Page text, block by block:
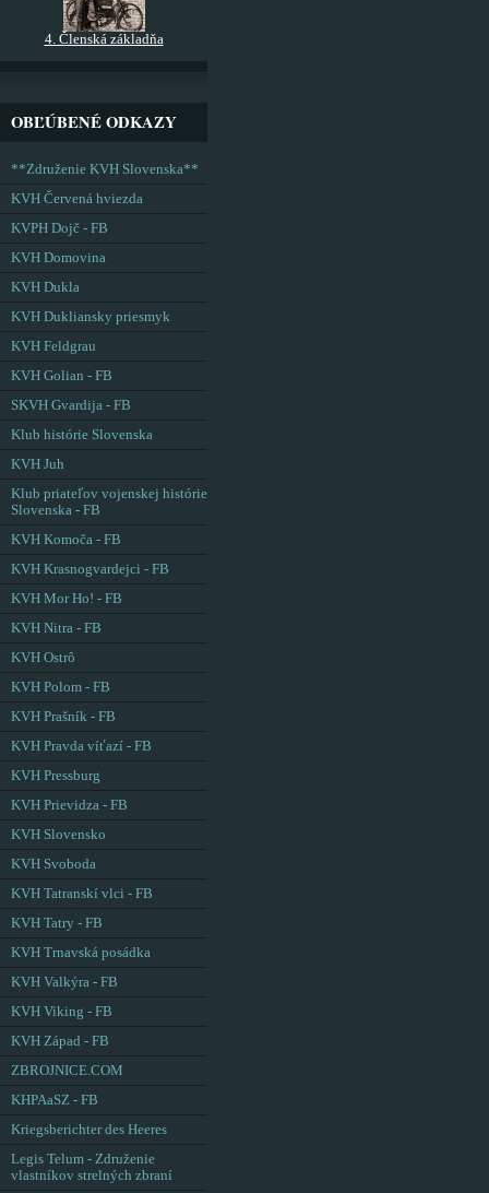
4. Členská základňa
OBĽÚBENÉ ODKAZY
**Združenie KVH Slovenska**
KVH Červená hviezda
KVPH Dojč - FB
KVH Domovina
KVH Dukla
KVH Dukliansky priesmyk
KVH Feldgrau
KVH Golian - FB
SKVH Gvardija - FB
Klub histórie Slovenska
KVH Juh
Klub priateľov vojenskej histórie
Slovenska - FB
KVH Komoča - FB
KVH Krasnogvardejci - FB
KVH Mor Ho! - FB
KVH Nitra - FB
KVH Ostrô
KVH Polom - FB
KVH Prašník - FB
KVH Pravda víťazí - FB
KVH Pressburg
KVH Prievidza - FB
KVH Slovensko
KVH Svoboda
KVH Tatranskí vlci - FB
KVH Tatry - FB
KVH Trnavská posádka
KVH Valkýra - FB
KVH Viking - FB
KVH Západ - FB
ZBROJNICE.COM
KHPAaSZ - FB
Kriegsberichter des Heeres
Legis Telum - Združenie
vlastníkov strelných zbraní